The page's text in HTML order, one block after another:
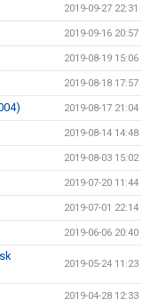
2019-09-27 22:31
2019-09-16 20:57
2019-08-19 15:06
2019-08-18 17:57
2019-08-17 21:04
2019-08-14 14:48
2019-08-03 15:02
2019-07-20 11:44
2019-07-01 22:14
2019-06-06 20:40
2019-05-24 11:23
2019-04-28 12:33